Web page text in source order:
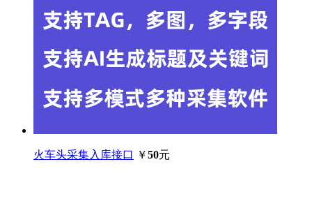
火车头采集入库接口 ￥50元